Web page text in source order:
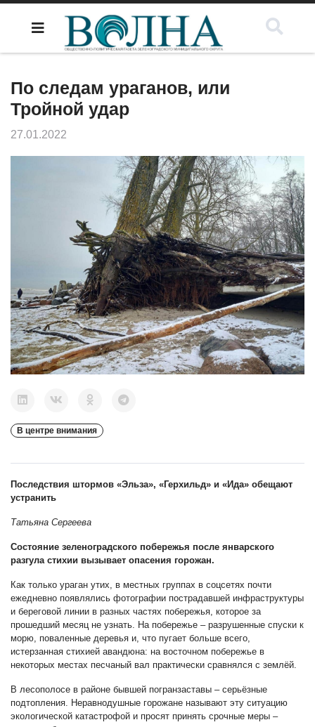
По следам ураганов, или
Тройной удар
27.01.2022
В центре внимания
Последствия штормов «Эльза», «Герхильд» и «Ида» обещают
устранить
Татьяна Сергеева
Состояние зеленоградского побережья после январского
разгула стихии вызывает опасения горожан.
Как только ураган утих, в местных группах в соцсетях почти
ежедневно появлялись фотографии пострадавшей инфраструктуры
и береговой линии в разных частях побережья, которое за
прошедший месяц не узнать. На побережье – разрушенные спуски к
морю, поваленные деревья и, что пугает больше всего,
истерзанная стихией авандюна: на восточном побережье в
некоторых местах песчаный вал практически сравнялся с землёй.
В лесополосе в районе бывшей погранзаставы – серьёзные
подтопления. Неравнодушные горожане называют эту ситуацию
экологической катастрофой и просят принять срочные меры –